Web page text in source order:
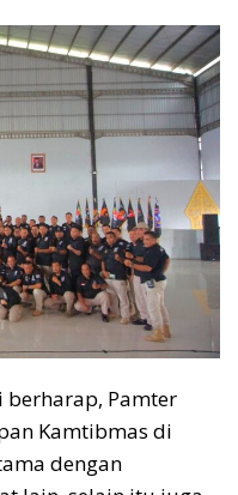
berharap, Pamter
Kamtibmas di
dengan